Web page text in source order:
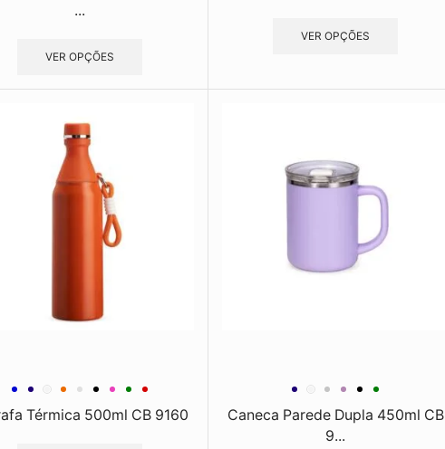
...
VER OPÇÕES
VER OPÇÕES
Térmica 500ml CB 9160
Caneca Parede Dupla 450ml CB
9...